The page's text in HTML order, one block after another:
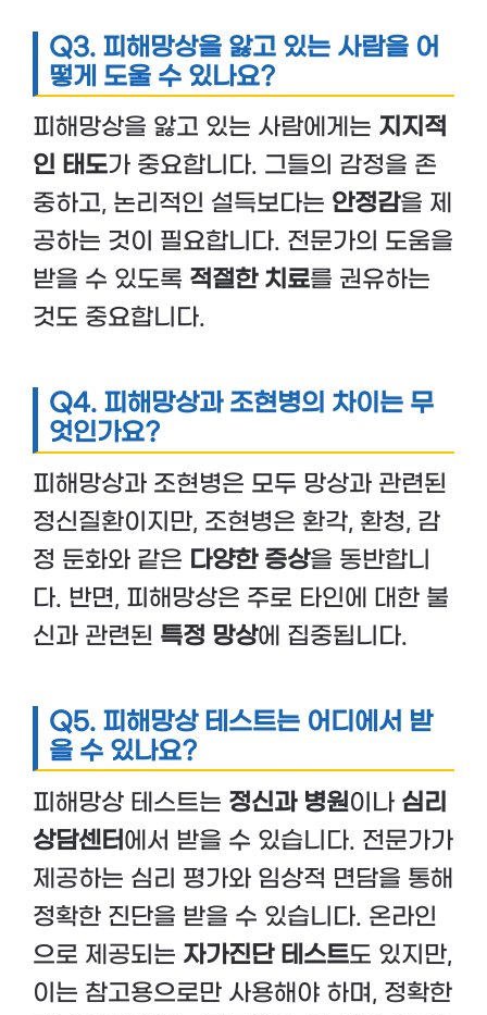
Q3. 피해망상을 앓고 있는 사람을 어
떻게 도울 수 있나요?
피해망상을 앓고 있는 사람에게는 지지적
인 태도가 중요합니다. 그들의 감정을 존
중하고, 논리적인 설득보다는 안정감을 제
공하는 것이 필요합니다. 전문가의 도움을
받을 수 있도록 적절한 치료를 권유하는
것도 중요합니다.
Q4. 피해망상과 조현병의 차이는 무
엇인가요?
피해망상과 조현병은 모두 망상과 관련된
정신질환이지만, 조현병은 환각, 환청, 감
정 둔화와 같은 다양한 증상을 동반합니
다. 반면, 피해망상은 주로 타인에 대한 불
신과 관련된 특정 망상에 집중됩니다.
Q5. 피해망상 테스트는 어디에서 받
을 수 있나요?
피해망상 테스트는 정신과 병원이나 심리
상담센터에서 받을 수 있습니다. 전문가가
제공하는 심리 평가와 임상적 면담을 통해
정확한 진단을 받을 수 있습니다. 온라인
으로 제공되는 자가진단 테스트도 있지만,
이는 참고용으로만 사용해야 하며, 정확한